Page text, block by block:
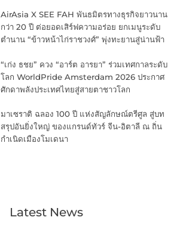
AirAsia X SEE FAH พันธมิตรทางธุรกิจยาวนาน
กว่า 20 ปี ต่อยอดเสิร์ฟความอร่อย ยกเมนูระดับ
ตำนาน “ข้าวหน้าไก่ราชวงศ์” พุ่งทะยานสู่น่านฟ้า
“เก่ง ธชย” ควง “อาร์ต อารยา” ร่วมเทศกาลระดับ
โลก WorldPride Amsterdam 2026 ประกาศ
ศักดาพลังประเทศไทยสู่สายตาชาวโลก
มาเซราติ ฉลอง 100 ปี แห่งสัญลักษณ์ตรีศูล สู่บท
สรุปอันยิ่งใหญ่ ของแกรนด์ทัวร์ จีน-อิตาลี ณ ถิ่น
กำเนิดเมืองโมเดนา
Latest News